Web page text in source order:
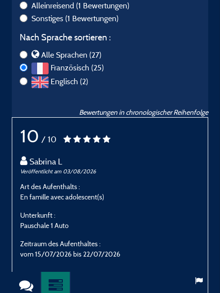
Alleinreisend (1 Bewertungen)
Sonstiges (1 Bewertungen)
Nach Sprache sortieren :
Alle Sprachen (27)
Französisch (25)
Englisch (2)
Bewertungen in chronologischer Reihenfolge
10 / 10
Sabrina L
Veröffentlicht am 03/08/2026
Art des Aufenthalts :
En famille avec adolescent(s)
Unterkunft :
Pauschale 1 Auto
Zeitraum des Aufenthaltes :
vom 15/07/2026 bis 22/07/2026